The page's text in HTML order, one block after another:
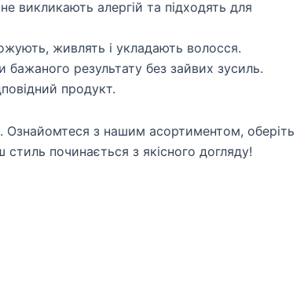
викликають алергій та підходять для
живлять і укладають волосся.
бажаного результату без зайвих зусиль.
продукт.
з нашим асортиментом, оберіть
починається з якісного догляду!